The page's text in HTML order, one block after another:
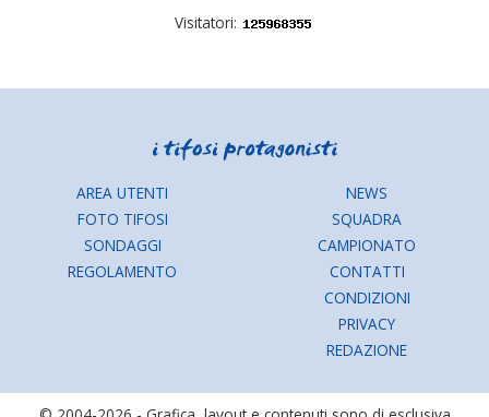
Visitatori:
AREA UTENTI
FOTO TIFOSI
SONDAGGI
REGOLAMENTO
NEWS
SQUADRA
CAMPIONATO
CONTATTI
CONDIZIONI
PRIVACY
REDAZIONE